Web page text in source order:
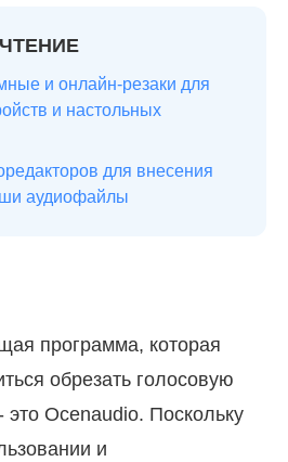
и онлайн-резаки для
и настольных
для внесения
аудиофайлы
программа, которая
обрезать голосовую
это Ocenaudio. Поскольку
и